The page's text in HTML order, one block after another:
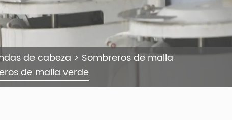
de cabeza > Sombreros de malla
de malla verde